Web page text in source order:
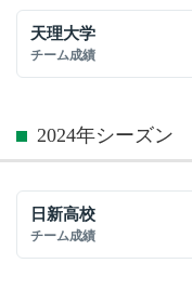
天理大学
チーム成績
2024年シーズン
日新高校
チーム成績